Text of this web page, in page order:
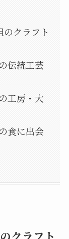
クラフト
伝統工芸
工房・大
食に出会